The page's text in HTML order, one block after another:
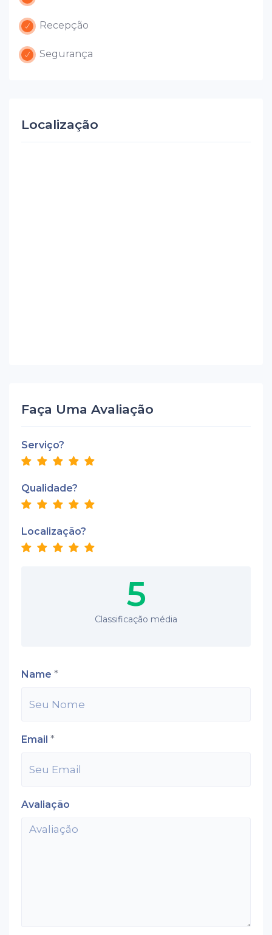
Recepção
Segurança
Localização
Faça Uma Avaliação
Serviço?
Qualidade?
Localização?
5
Classificação média
Name *
Email *
Avaliação